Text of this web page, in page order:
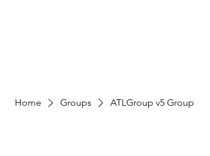
Home Groups ATLGroup v5 Group